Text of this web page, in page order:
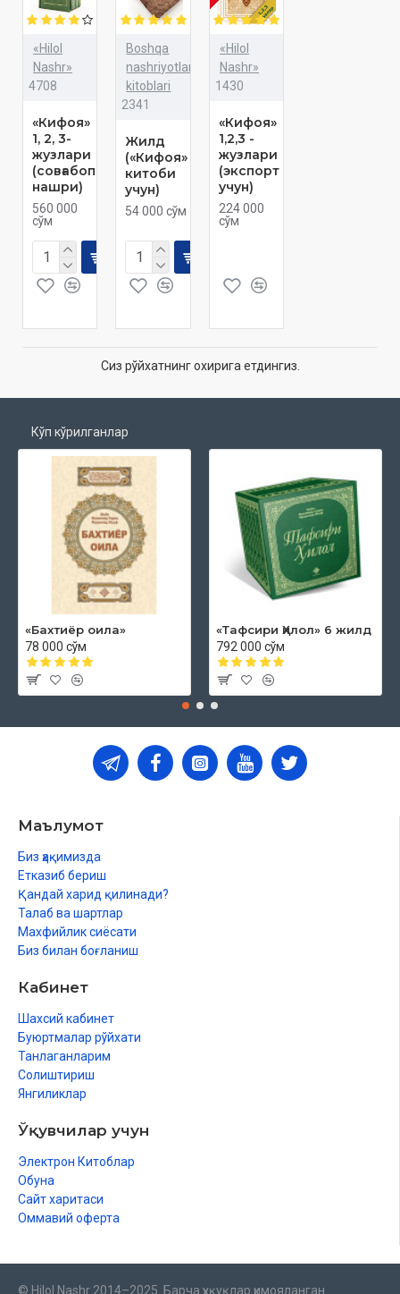
«Hilol
Nashr»
4708
«Кифоя»
1, 2, 3-
жузлари
(совғабоп
нашри)
560 000
сўм
Boshqa
nashriyotlar
kitoblari
2341
Жилд
(«Кифоя»
китоби
учун)
54 000 сўм
«Hilol
Nashr»
1430
«Кифоя»
1,2,3 -
жузлари
(экспорт
учун)
224 000
сўм
Сиз рўйхатнинг охирига етдингиз.
Кўп кўрилганлар
«Бахтиёр оила»
78 000 сўм
«Тафсири Ҳилол» 6 жилд
792 000 сўм
Маълумот
Биз ҳақимизда
Етказиб бериш
Қандай харид қилинади?
Талаб ва шартлар
Махфийлик сиёсати
Биз билан боғланиш
Кабинет
Шахсий кабинет
Буюртмалар рўйхати
Танлаганларим
Солиштириш
Янгиликлар
Ўқувчилар учун
Электрон Китоблар
Обуна
Сайт харитаси
Оммавий оферта
© Hilol Nashr 2014–2025. Барча ҳуқуқлар ҳимояланган